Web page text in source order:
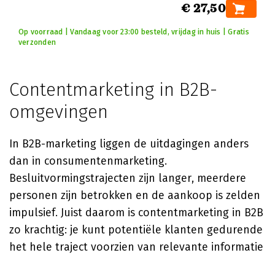
€ 27,50
Op voorraad | Vandaag voor 23:00 besteld, vrijdag in huis | Gratis
verzonden
Contentmarketing in B2B-
omgevingen
In B2B-marketing liggen de uitdagingen anders
dan in consumentenmarketing.
Besluitvormingstrajecten zijn langer, meerdere
personen zijn betrokken en de aankoop is zelden
impulsief. Juist daarom is contentmarketing in B2B
zo krachtig: je kunt potentiële klanten gedurende
het hele traject voorzien van relevante informatie